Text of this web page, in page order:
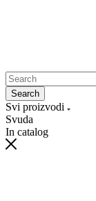
Search
Svi proizvodi
Svuda
In catalog